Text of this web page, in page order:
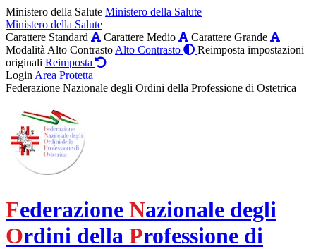
Ministero della Salute Ministero della Salute
Ministero della Salute
Carattere Standard
Carattere Medio
Carattere Grande
Modalità Alto Contrasto Alto Contrasto
Reimposta impostazioni
originali Reimposta
Login Area Protetta
Federazione Nazionale degli Ordini della Professione di Ostetrica
Federazione Nazionale degli
Ordini della Professione di